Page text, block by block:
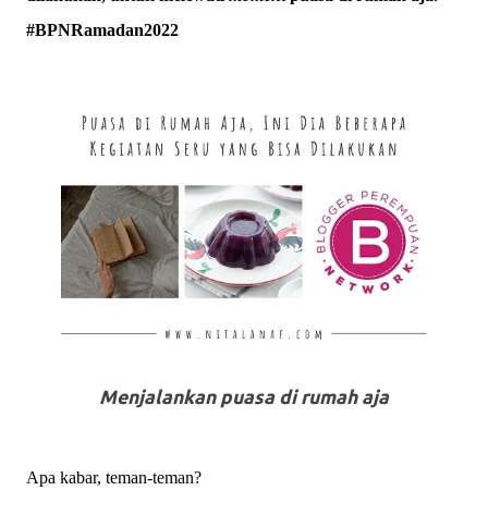
#BPNRamadan2022
Menjalankan puasa di rumah aja
Apa kabar, teman-teman?